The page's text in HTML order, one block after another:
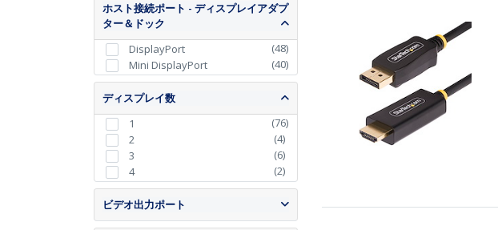
ホスト接続ポート - ディスプレイアダプ
ター＆ドック
DisplayPort
(48)
Mini DisplayPort
(40)
ディスプレイ数
1
(76)
2
(4)
3
(6)
4
(2)
ビデオ出力ポート